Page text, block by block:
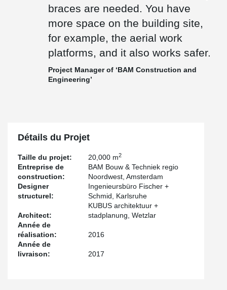
braces are needed. You have
more space on the building site,
for example, the aerial work
platforms, and it also works safer.
Project Manager of ‘BAM Construction and
Engineering’
Détails du Projet
Taille du projet: 20,000 m2
Entreprise de
construction:
BAM Bouw & Techniek regio
Noordwest, Amsterdam
Designer
structurel:
Ingenieursbüro Fischer +
Schmid, Karlsruhe
Architect:
KUBUS architektuur +
stadplanung, Wetzlar
Année de
réalisation:
2016
Année de
livraison:
2017